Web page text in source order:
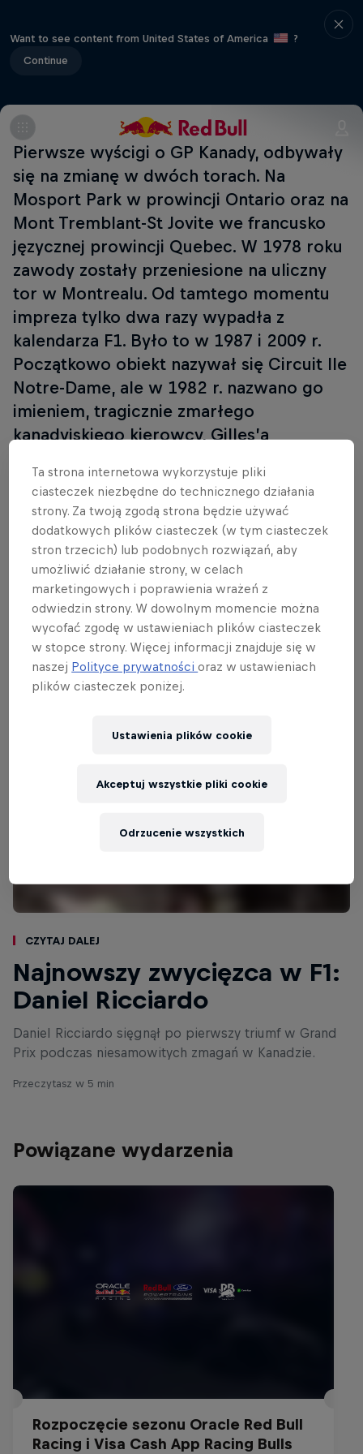
Want to see content from United States of America
?
Continue
Pierwsze wyścigi o GP Kanady, odbywały
się na zmianę w dwóch torach. Na
Mosport Park w prowincji Ontario oraz na
Mont Tremblant-St Jovite we francusko
języcznej prowincji Quebec. W 1978 roku
zawody zostały przeniesione na uliczny
tor w Montrealu. Od tamtego momentu
impreza tylko dwa razy wypadła z
kalendarza F1. Było to w 1987 i 2009 r.
Początkowo obiekt nazywał się Circuit Ile
Notre-Dame, ale w 1982 r. nazwano go
imieniem, tragicznie zmarłego
kanadyjskiego kierowcy, Gilles’a
triumfatorem podczas GP w 1978 roku.
Kanadyjczyk zasiadał wtedy za kierownicą
Ferrari 312 T3. Obecnie obiekt ma
długość 4,361 km. Kierowcy poruszają się
po nim zgodnie ze wskazówkami zegara.
Rekord okrążenia należy do Ralfa
Schumachera. Niemiec wykręcił czas
1:12.275 w 2004 roku.
Czytaj dalej
Najnowszy zwycięzca w F1:
Daniel Ricciardo
Daniel Ricciardo sięgnął po pierwszy triumf w Grand
Prix podczas niesamowitych zmagań w Kanadzie.
Przeczytasz w 5 min
Powiązane wydarzenia
Rozpoczęcie sezonu Oracle Red Bull
Racing i Visa Cash App Racing Bulls
Ta strona internetowa wykorzystuje pliki
ciasteczek niezbędne do technicznego działania
strony. Za twoją zgodą strona będzie używać
dodatkowych plików ciasteczek (w tym ciasteczek
stron trzecich) lub podobnych rozwiązań, aby
umożliwić działanie strony, w celach
marketingowych i poprawienia wrażeń z
odwiedzin strony. W dowolnym momencie można
wycofać zgodę w ustawieniach plików ciasteczek
w stopce strony. Więcej informacji znajduje się w
naszej Polityce prywatnościoraz w ustawieniach
plików ciasteczek poniżej.
Ustawienia plików cookie
Odrzucenie wszystkich
Akceptuj wszystkie pliki cookie